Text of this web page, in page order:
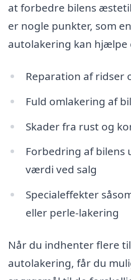
at forbedre bilens
er nogle punkter, som
autolakering kan hjælpe
Reparation af ridser
Fuld omlakering af
Skader fra rust og
Forbedring af bilens
værdi ved salg
Specialeffekter
eller perle-lakering
Når du indhenter flere
autolakering, får du